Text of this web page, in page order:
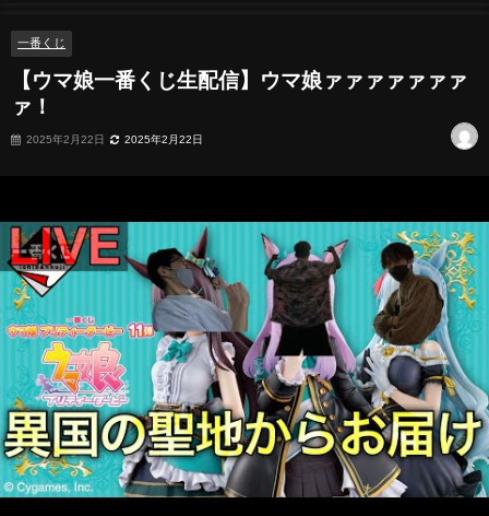
一番くじ
【ウマ娘一番くじ生配信】ウマ娘ァァァァァァァ
ァ！
2025年2月22日 2025年2月22日